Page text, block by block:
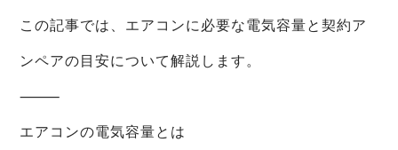
この記事では、エアコンに必要な電気容量と契約ア
ンペアの目安について解説します。
⸻
エアコンの電気容量とは